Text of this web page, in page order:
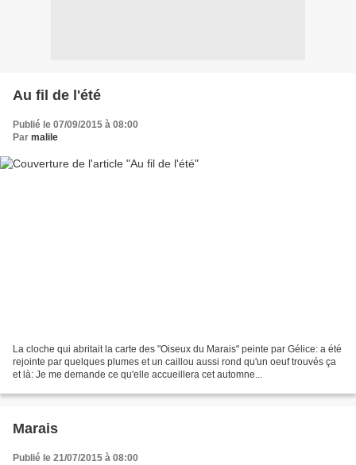
Au fil de l'été
Publié le 07/09/2015 à 08:00
Par malile
La cloche qui abritait la carte des "Oiseux du Marais" peinte par Gélice: a été
rejointe par quelques plumes et un caillou aussi rond qu'un oeuf trouvés ça
et là: Je me demande ce qu'elle accueillera cet automne...
Marais
Publié le 21/07/2015 à 08:00